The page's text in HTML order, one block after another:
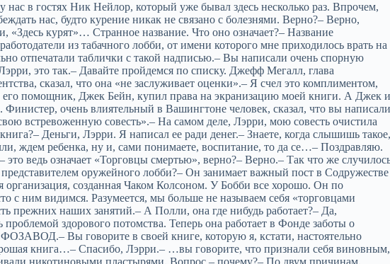
в гостях Ник Нейлор, который уже бывал здесь несколько раз. Впрочем,
нас, будто курение никак не связано с болезнями. Верно?– Верно,
курят»… Странное название. Что оно означает?– Название
из табачного лобби, от имени которого мне приходилось врать на
отпечатали таблички с такой надписью.– Вы написали очень спорную
это так.– Давайте пройдемся по списку. Джефф Мегалл, глава
сказал, что она «не заслуживает оценки».– Я счел это комплиментом,
помощник, Джек Бейн, купил права на экранизацию моей книги. А Джек и
очень влиятельный в Вашингтоне человек, сказал, что вы написали
встревоженную совесть».– На самом деле, Лэрри, мою совесть очистила
Деньги, Лэрри. Я написал ее ради денег.– Знаете, когда слышишь такое,
ждем ребенка, ну и, сами понимаете, воспитание, то да се…– Поздравляю.
ведь означает «Торговцы смертью», верно?– Верно.– Так что же
оружейного лобби?– Он занимает важный пост в Содружестве
организация, созданная Чаком Колсоном. У Бобби все хорошо. Он по
с ним видимся. Разумеется, мы больше не называем себя «торговцами
прежних наших занятий.– А Полли, она где нибудь работает?– Да,
проблемой здорового потомства. Теперь она работает в Фонде заботы о
Вы говорите в своей книге, которую я, кстати, настоятельно
книга…– Спасибо, Лэрри.– …вы говорите, что признали себя виновным,
никотиновыми пластырями. Вопрос – почему?– По двум причинам,